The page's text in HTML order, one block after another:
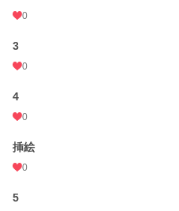
0
3
0
4
0
挿絵
0
5